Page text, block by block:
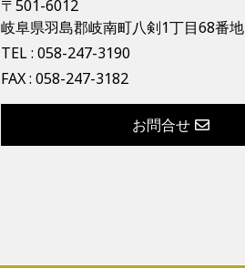
〒501-6012
岐阜県羽島郡岐南町八剣1丁目68番地
TEL : 058-247-3190
FAX : 058-247-3182
お問合せ